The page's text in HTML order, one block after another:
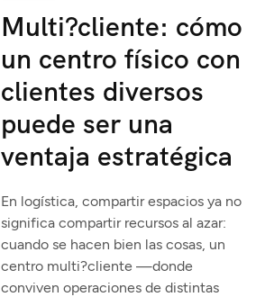
Multi?cliente: cómo
un centro físico con
clientes diversos
puede ser una
ventaja estratégica
En logística, compartir espacios ya no
significa compartir recursos al azar:
cuando se hacen bien las cosas, un
centro multi?cliente —donde
conviven operaciones de distintas